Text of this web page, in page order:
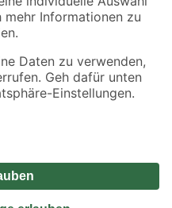
dargestellten Angebote sind unter
Verfügbarkeiten beziehen
für Artikel mit Speditionsversand, hier
Vertrag widerrufen